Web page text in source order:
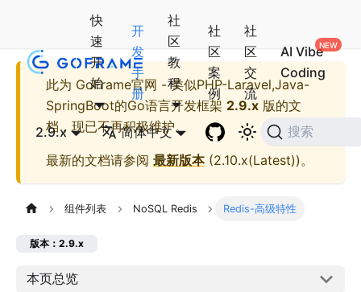
快
速
开
始
开
发
手
册
社
区
教
程
社
区
案
例
社
区
交
流
AI Vibe
Coding
2.9.x 简体中文 搜索
此为 GoFrame官网 - 类似PHP-Laravel,Java-
SpringBoot的Go语言开发框架 2.9.x 版的文
档，现已不再积极维护。
最新的文档请参阅 最新版本(2.10.x(Latest))。
组件列表 NoSQL Redis Redis-高级特性
版本：2.9.x
本页总览